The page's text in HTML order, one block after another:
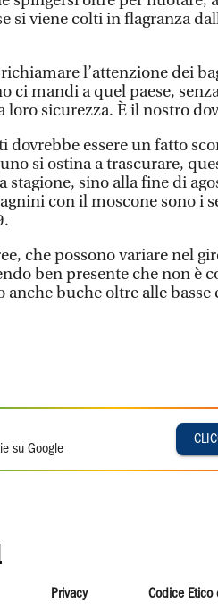
si viene colti in flagranza
l’attenzione dei
ci mandi a quel paese,
sicurezza. È il nostro
dovrebbe essere un fatto
si ostina a trascurare,
sino alla fine di
con il moscone sono i
che possono variare nel
ben presente che non è
buche oltre alle basse
su Google
Privacy Codice